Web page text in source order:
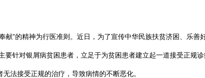
”的精神为行医准则。近日，为了宣传中华民族扶贫济困、乐善
针对银屑病贫困患者，立足于为贫困患者建立起一道接受正规
法接受正规的治疗，导致病情的不断恶化。